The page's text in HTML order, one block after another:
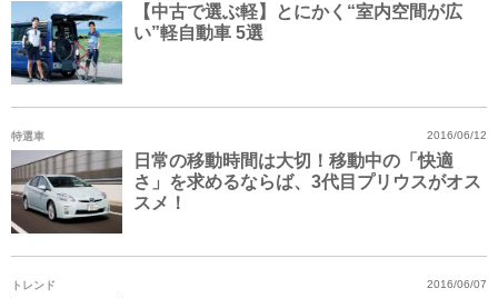
【中古で選ぶ軽】とにかく“室内空間が広
い”軽自動車 5選
特選車 2016/06/12
日常の移動時間は大切！移動中の「快適
さ」を求めるならば、3代目プリウスがオス
スメ！
トレンド 2016/06/07